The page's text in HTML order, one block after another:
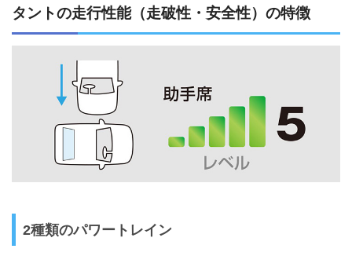
タントの走行性能（走破性・安全性）の特徴
2種類のパワートレイン